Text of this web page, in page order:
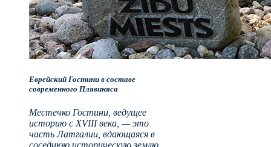
Еврейский Гостини в составе
современного Плявиняса
Местечко Гостини, ведущее
историю с XVIII века, — это
часть Латгалии, вдающаяся в
соседнюю историческую землю